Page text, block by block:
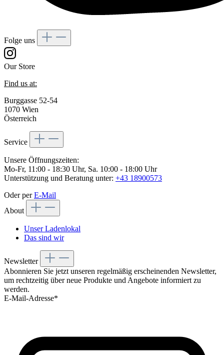
Folge uns
Our Store
Find us at:
Burggasse 52-54
1070 Wien
Österreich
Service
Unsere Öffnungszeiten:
Mo-Fr, 11:00 - 18:30 Uhr, Sa. 10:00 - 18:00 Uhr
Unterstützung und Beratung unter: +43 18900573
Oder perE-Mail
About
Unser Ladenlokal
Das sind wir
Newsletter
Abonnieren Sie jetzt unseren regelmäßig erscheinenden Newsletter,
um rechtzeitig über neue Produkte und Angebote informiert zu
werden.
E-Mail-Adresse*